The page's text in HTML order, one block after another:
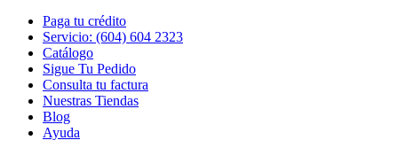
Paga tu crédito
Servicio: (604) 604 2323
Catálogo
Sigue Tu Pedido
Consulta tu factura
Nuestras Tiendas
Blog
Ayuda